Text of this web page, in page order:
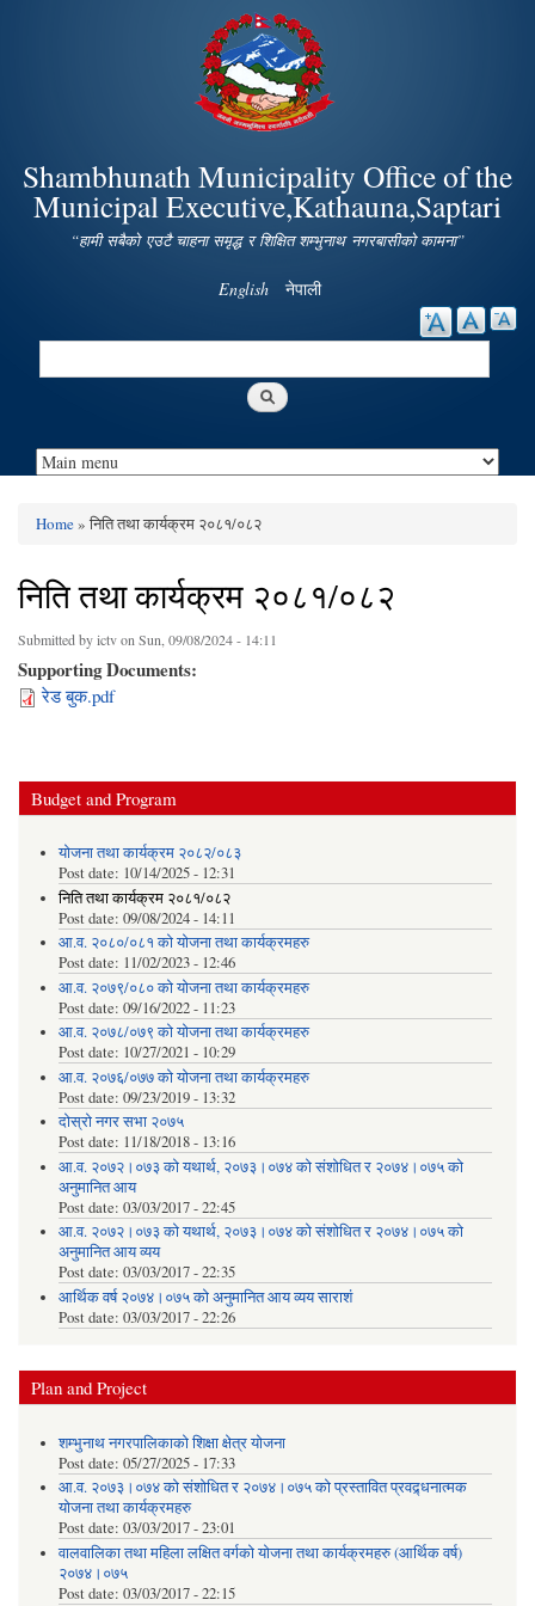
Skip to
main
content
Shambhunath Municipality Office of the
Municipal Executive,Kathauna,Saptari
“हामी सबैको एउटै चाहना समृद्ध र शिक्षित शम्भुनाथ नगरबासीको कामना”
English नेपाली
Search
Home» निति तथा कार्यक्रम २०८१/०८२
निति तथा कार्यक्रम २०८१/०८२
Submitted byictvon Sun, 09/08/2024 - 14:11
Supporting Documents:
रेड बुक.pdf
Budget and Program
योजना तथा कार्यक्रम २०८२/०८३
Post date: 10/14/2025 - 12:31
निति तथा कार्यक्रम २०८१/०८२
Post date: 09/08/2024 - 14:11
आ.व. २०८०/०८१ को योजना तथा कार्यक्रमहरु
Post date: 11/02/2023 - 12:46
आ.व. २०७९/०८० को योजना तथा कार्यक्रमहरु
Post date: 09/16/2022 - 11:23
आ.व. २०७८/०७९ को योजना तथा कार्यक्रमहरु
Post date: 10/27/2021 - 10:29
आ.व. २०७६/०७७ को योजना तथा कार्यक्रमहरु
Post date: 09/23/2019 - 13:32
दोस्रो नगर सभा २०७५
Post date: 11/18/2018 - 13:16
आ.व. २०७२।०७३ को यथार्थ, २०७३।०७४ को संशोधित र २०७४।०७५ को
अनुमानित आय
Post date: 03/03/2017 - 22:45
आ.व. २०७२।०७३ को यथार्थ, २०७३।०७४ को संशोधित र २०७४।०७५ को
अनुमानित आय व्यय
Post date: 03/03/2017 - 22:35
आर्थिक वर्ष २०७४।०७५ को अनुमानित आय व्यय साराशं
Post date: 03/03/2017 - 22:26
Plan and Project
शम्भुनाथ नगरपालिकाको शिक्षा क्षेत्र योजना
Post date: 05/27/2025 - 17:33
आ.व. २०७३।०७४ को संशोधित र २०७४।०७५ को प्रस्तावित प्रवद्र्धनात्मक
योजना तथा कार्यक्रमहरु
Post date: 03/03/2017 - 23:01
वालवालिका तथा महिला लक्षित वर्गको योजना तथा कार्यक्रमहरु (आर्थिक वर्ष)
२०७४।०७५
Post date: 03/03/2017 - 22:15